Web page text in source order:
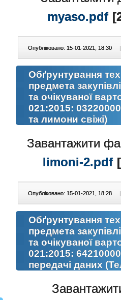
myaso.pdf
Опубліковано: 15-01-2021, 18:30 |
Обґрунтування
предмета
та очікуваної
021:2015:
та лимони свіжі)
Завантажити
limoni-2.pdf
Опубліковано: 15-01-2021, 18:28 |
Обґрунтування
предмета
та очікуваної
021:2015:
передачі даних